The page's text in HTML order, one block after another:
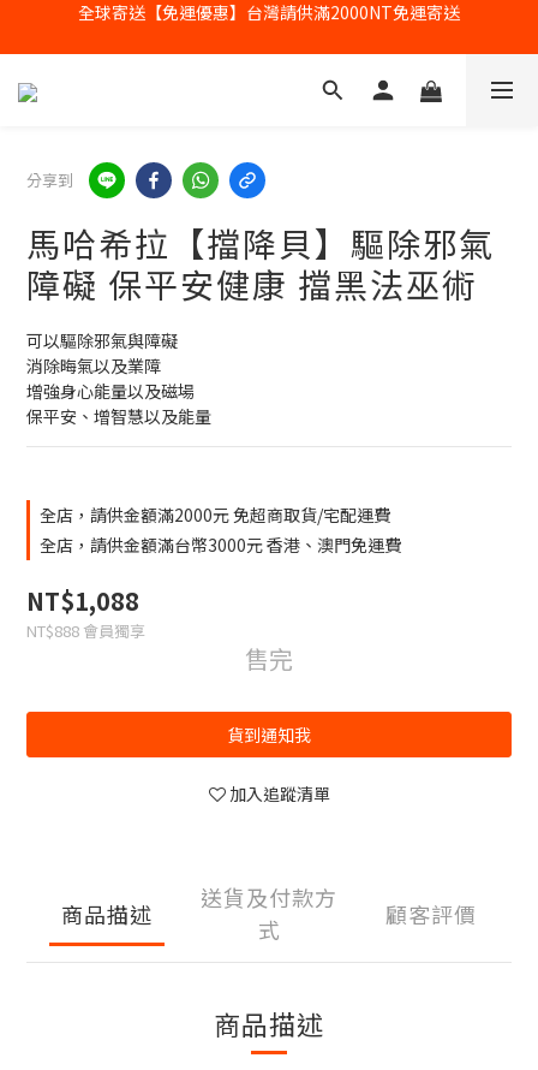
全球寄送【免運優惠】台灣請供滿2000NT免運寄送
【加入會員】立即享有會員優惠價
全球寄送【免運優惠】台灣請供滿2000NT免運寄送
分享到
馬哈希拉【擋降貝】驅除邪氣
障礙 保平安健康 擋黑法巫術
可以驅除邪氣與障礙
消除晦氣以及業障
增強身心能量以及磁場
保平安、增智慧以及能量
全店，請供金額滿2000元 免超商取貨/宅配運費
全店，請供金額滿台幣3000元 香港、澳門免運費
NT$1,088
NT$888 會員獨享
售完
貨到通知我
加入追蹤清單
商品描述
送貨及付款方
式
顧客評價
商品描述